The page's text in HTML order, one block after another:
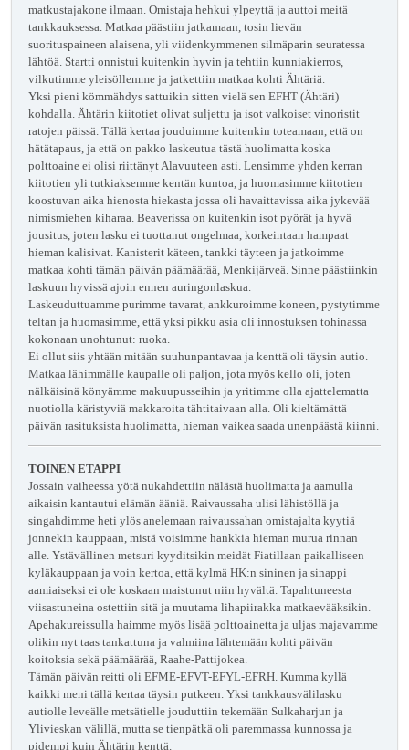
matkustajakone ilmaan. Omistaja hehkui ylpeyttä ja auttoi meitä
tankkauksessa. Matkaa päästiin jatkamaan, tosin lievän
suorituspaineen alaisena, yli viidenkymmenen silmäparin seuratessa
lähtöä. Startti onnistui kuitenkin hyvin ja tehtiin kunniakierros,
vilkutimme yleisöllemme ja jatkettiin matkaa kohti Ähtäriä.
Yksi pieni kömmähdys sattuikin sitten vielä sen EFHT (Ähtäri)
kohdalla. Ähtärin kiitotiet olivat suljettu ja isot valkoiset vinoristit
ratojen päissä. Tällä kertaa jouduimme kuitenkin toteamaan, että on
hätätapaus, ja että on pakko laskeutua tästä huolimatta koska
polttoaine ei olisi riittänyt Alavuuteen asti. Lensimme yhden kerran
kiitotien yli tutkiaksemme kentän kuntoa, ja huomasimme kiitotien
koostuvan aika hienosta hiekasta jossa oli havaittavissa aika jykevää
nimismiehen kiharaa. Beaverissa on kuitenkin isot pyörät ja hyvä
jousitus, joten lasku ei tuottanut ongelmaa, korkeintaan hampaat
hieman kalisivat. Kanisterit käteen, tankki täyteen ja jatkoimme
matkaa kohti tämän päivän päämäärää, Menkijärveä. Sinne päästiinkin
laskuun hyvissä ajoin ennen auringonlaskua.
Laskeuduttuamme purimme tavarat, ankkuroimme koneen, pystytimme
teltan ja huomasimme, että yksi pikku asia oli innostuksen tohinassa
kokonaan unohtunut: ruoka.
Ei ollut siis yhtään mitään suuhunpantavaa ja kenttä oli täysin autio.
Matkaa lähimmälle kaupalle oli paljon, jota myös kello oli, joten
nälkäisinä könyämme makuupusseihin ja yritimme olla ajattelematta
nuotiolla käristyviä makkaroita tähtitaivaan alla. Oli kieltämättä
päivän rasituksista huolimatta, hieman vaikea saada unenpäästä kiinni.
TOINEN ETAPPI
Jossain vaiheessa yötä nukahdettiin nälästä huolimatta ja aamulla
aikaisin kantautui elämän ääniä. Raivaussaha ulisi lähistöllä ja
singahdimme heti ylös anelemaan raivaussahan omistajalta kyytiä
jonnekin kauppaan, mistä voisimme hankkia hieman murua rinnan
alle. Ystävällinen metsuri kyyditsikin meidät Fiatillaan paikalliseen
kyläkauppaan ja voin kertoa, että kylmä HK:n sininen ja sinappi
aamiaiseksi ei ole koskaan maistunut niin hyvältä. Tapahtuneesta
viisastuneina ostettiin sitä ja muutama lihapiirakka matkaevääksikin.
Apehakureissulla haimme myös lisää polttoainetta ja uljas majavamme
olikin nyt taas tankattuna ja valmiina lähtemään kohti päivän
koitoksia sekä päämäärää, Raahe-Pattijokea.
Tämän päivän reitti oli EFME-EFVT-EFYL-EFRH. Kumma kyllä
kaikki meni tällä kertaa täysin putkeen. Yksi tankkausvälilasku
autiolle leveälle metsätielle jouduttiin tekemään Sulkaharjun ja
Ylivieskan välillä, mutta se tienpätkä oli paremmassa kunnossa ja
pidempi kuin Ähtärin kenttä.